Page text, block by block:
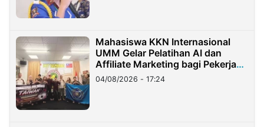
Mahasiswa KKN Internasional
UMM Gelar Pelatihan AI dan
Affiliate Marketing bagi Pekerja
Migran Indonesia di Taiwan
04/08/2026 - 17:24